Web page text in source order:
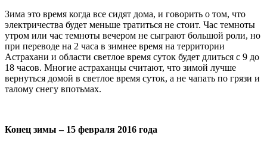
Зима это время когда все сидят дома, и говорить о том, что
электричества будет меньше тратиться не стоит. Час темноты
утром или час темноты вечером не сыграют большой роли, но
при переводе на 2 часа в зимнее время на территории
Астрахани и области светлое время суток будет длиться с 9 до
18 часов. Многие астраханцы считают, что зимой лучше
вернуться домой в светлое время суток, а не чапать по грязи и
талому снегу впотьмах.
Конец зимы – 15 февраля 2016 года